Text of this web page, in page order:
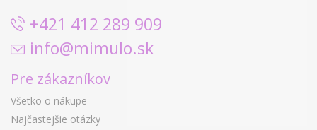
+421 412 289 909
info@mimulo.sk
Pre zákazníkov
Všetko o nákupe
Najčastejšie otázky